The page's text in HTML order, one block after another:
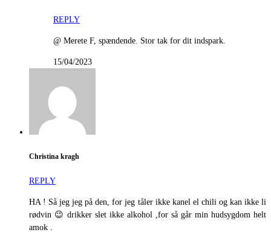
REPLY
@ Merete F, spændende. Stor tak for dit indspark.
15/04/2023
Christina kragh
REPLY
HA ! Så jeg jeg på den, for jeg tåler ikke kanel el chili og kan ikke li
rødvin 😉 drikker slet ikke alkohol ,for så går min hudsygdom helt
amok .